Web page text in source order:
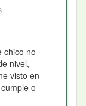
chico no
nivel,
visto en
o